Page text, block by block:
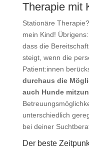
Therapie mit
Stationäre
mein Kind!
dass die
steigt, wenn die
Patient:innen
durchaus die
auch Hunde
unterschiedlich
bei deiner
Der beste